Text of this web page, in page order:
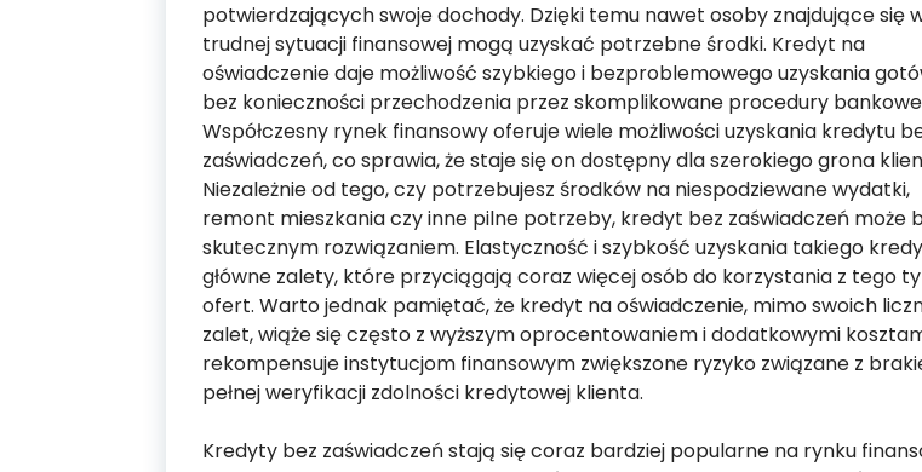
potwierdzających swoje dochody. Dzięki temu nawet osoby znajdujące się
trudnej sytuacji finansowej mogą uzyskać potrzebne środki. Kredyt na
oświadczenie daje możliwość szybkiego i bezproblemowego uzyskania
bez konieczności przechodzenia przez skomplikowane procedury
Współczesny rynek finansowy oferuje wiele możliwości uzyskania kredytu
zaświadczeń, co sprawia, że staje się on dostępny dla szerokiego grona
Niezależnie od tego, czy potrzebujesz środków na niespodziewane wydatki,
remont mieszkania czy inne pilne potrzeby, kredyt bez zaświadczeń może
skutecznym rozwiązaniem. Elastyczność i szybkość uzyskania takiego
główne zalety, które przyciągają coraz więcej osób do korzystania z tego
ofert. Warto jednak pamiętać, że kredyt na oświadczenie, mimo swoich
zalet, wiąże się często z wyższym oprocentowaniem i dodatkowymi
rekompensuje instytucjom finansowym zwiększone ryzyko związane z
pełnej weryfikacji zdolności kredytowej klienta.
Kredyty bez zaświadczeń stają się coraz bardziej popularne na rynku